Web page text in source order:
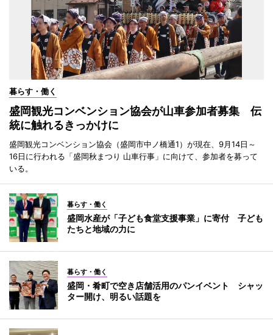
暮らす・働く
盛岡観光コンベンション協会が山車参加者募集 伝
統に触れるきっかけに
盛岡観光コンベンション協会（盛岡市中ノ橋通1）が現在、9月14日～
16日に行われる「盛岡秋まつり 山車行事」に向けて、参加者を募って
いる。
暮らす・働く
盛岡水産が「子ども食堂支援事業」に寄付 子ども
たちと地域の力に
暮らす・働く
盛岡・肴町で空き店舗活用のパンイベント シャッ
ター開け、明るい話題を